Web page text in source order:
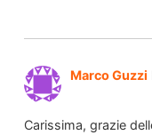
Marco Guzzi
Carissima, grazie